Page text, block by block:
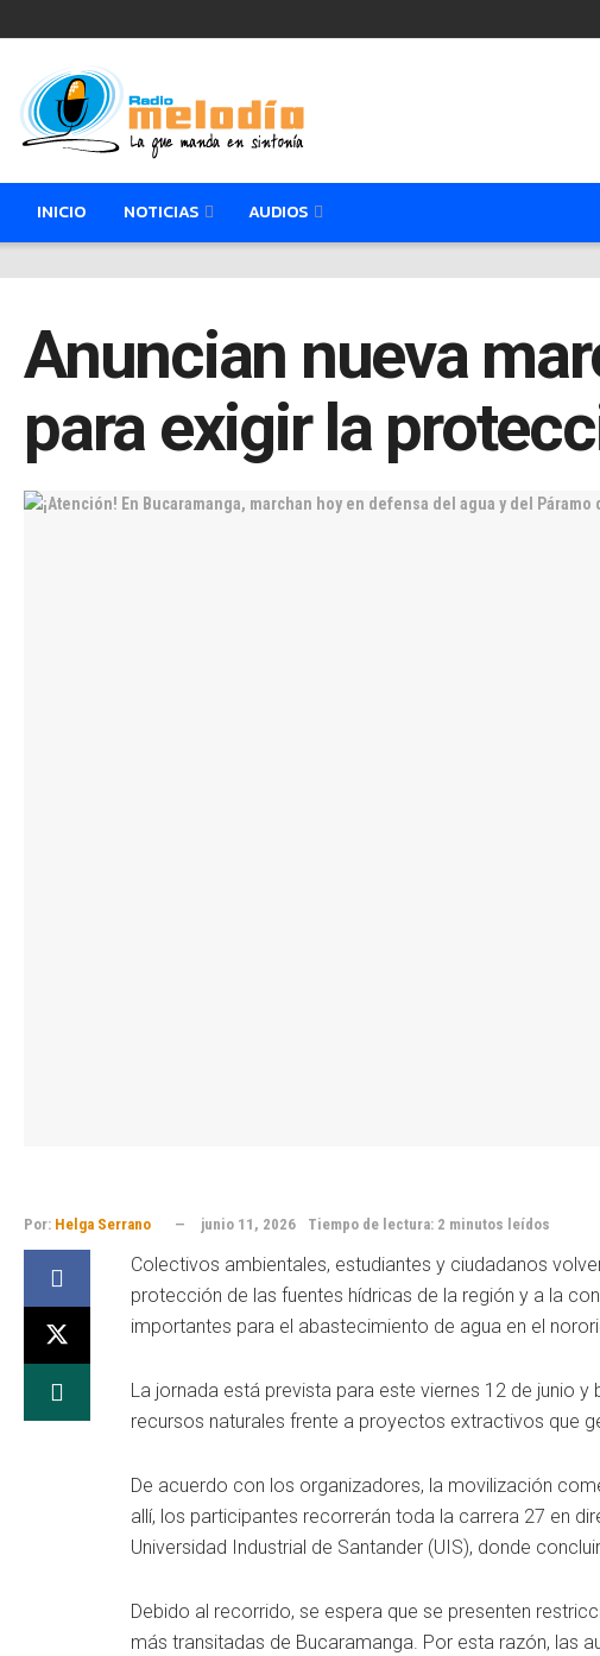
INICIO NOTICIAS AUDIOS
Anuncian nueva
para exigir la
Por: Helga Serrano junio 11, 2026 Tiempo de lectura: 2 minutos leídos
Colectivos ambientales, estudiantes y ciudadanos
protección de las fuentes hídricas de la región y a la
importantes para el abastecimiento de agua en el
La jornada está prevista para este viernes 12 de junio
recursos naturales frente a proyectos extractivos que
De acuerdo con los organizadores, la movilización
allí, los participantes recorrerán toda la carrera 27 en
Universidad Industrial de Santander (UIS), donde
Debido al recorrido, se espera que se presenten
más transitadas de Bucaramanga. Por esta razón, las